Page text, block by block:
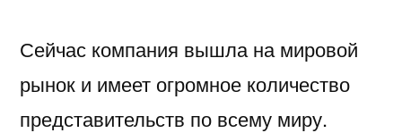
Сейчас компания вышла на мировой
рынок и имеет огромное количество
представительств по всему миру.